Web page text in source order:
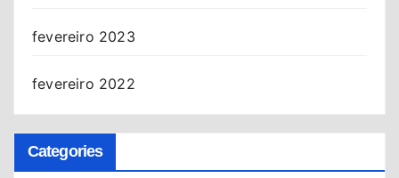
fevereiro 2023
fevereiro 2022
Categories